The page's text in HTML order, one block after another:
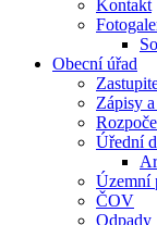
Kontakt
Obecní úřad
Zápisy
Úřední
Územní
ČOV
Odpady